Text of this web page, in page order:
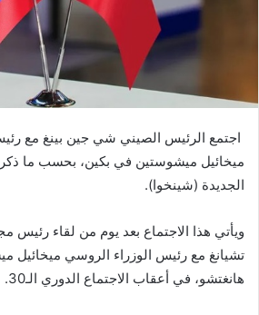
اجتمع الرئيس الصيني شي جين بينغ مع
ميخائيل ميشوستين في بكين، بحسب ما
الجديدة (شينخوا).
ويأتي هذا الاجتماع بعد يوم من لقاء رئيس
تشيانغ مع رئيس الوزراء الروسي ميخائيل
هانغتشو، في أعقاب الاجتماع الدوري الـ30.